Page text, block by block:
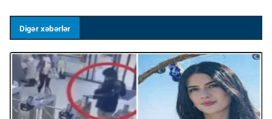
Digər xəbərlər